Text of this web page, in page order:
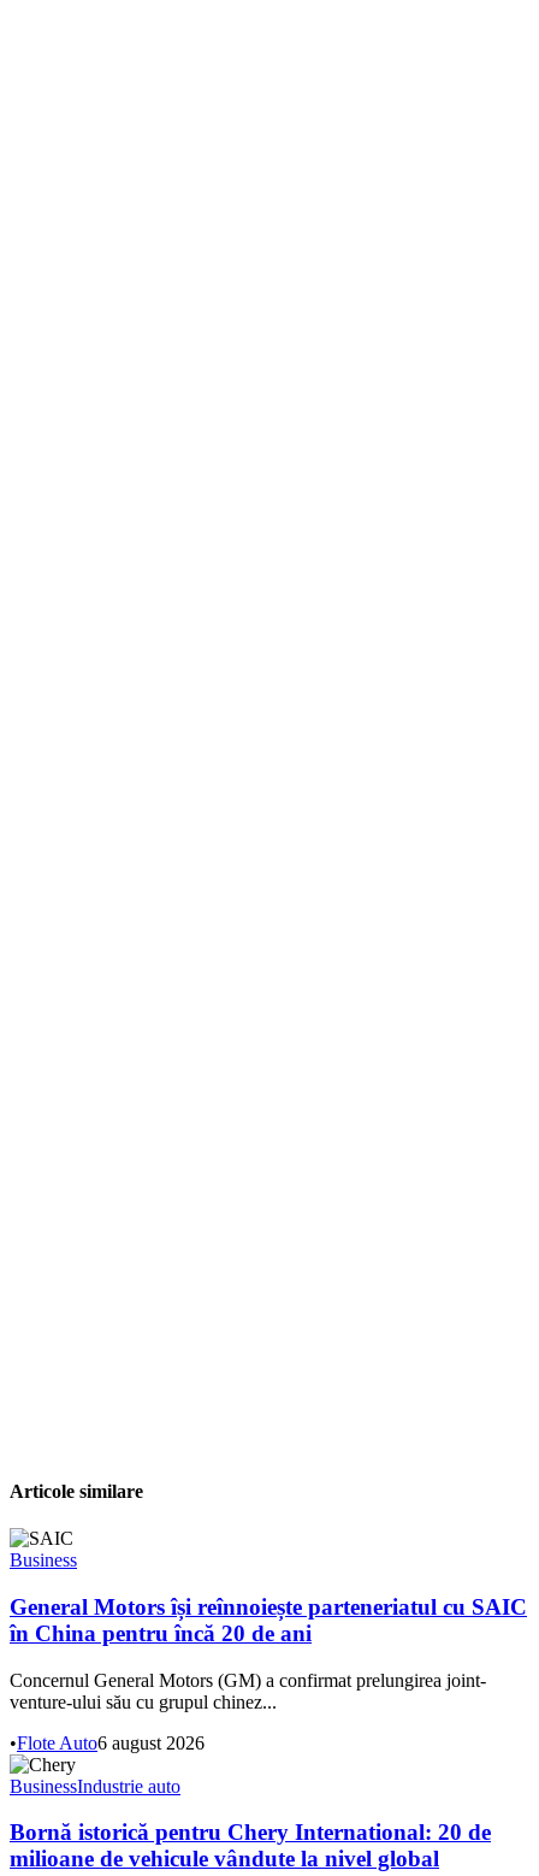
Articole similare
Business
General Motors își reînnoiește parteneriatul cu SAIC
în China pentru încă 20 de ani
Concernul General Motors (GM) a confirmat prelungirea joint-
venture-ului său cu grupul chinez...
•Flote Auto6 august 2026
BusinessIndustrie auto
Bornă istorică pentru Chery International: 20 de
milioane de vehicule vândute la nivel global